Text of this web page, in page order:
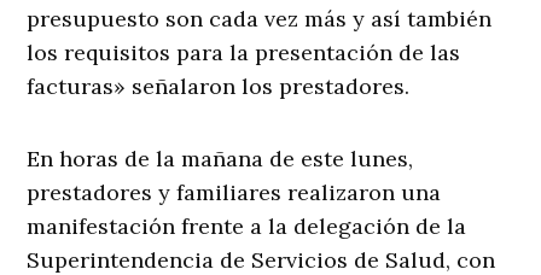
presupuesto son cada vez más y así también
los requisitos para la presentación de las
facturas» señalaron los prestadores.
En horas de la mañana de este lunes,
prestadores y familiares realizaron una
manifestación frente a la delegación de la
Superintendencia de Servicios de Salud, con